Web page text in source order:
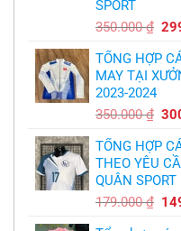
thật
chát
bầy
quỷ
nhỏ
,thiết
free
SPORT
350.000₫ Giá
là:
TỔNG HỢP
MAY TẠI
2023-2024
350.000₫ Giá
là:
TỔNG HỢP
THEO YÊU
QUÂN SPORT
179.000₫ Giá